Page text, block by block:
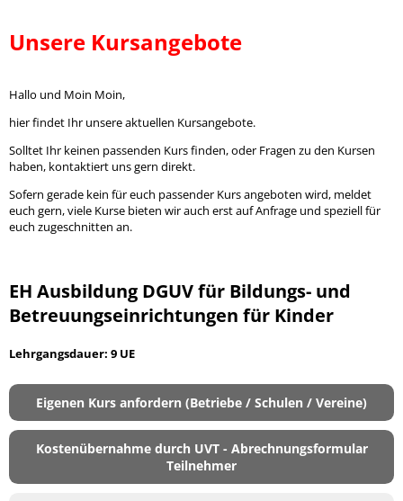
Unsere Kursangebote
Hallo und Moin Moin,
hier findet Ihr unsere aktuellen Kursangebote.
Solltet Ihr keinen passenden Kurs finden, oder Fragen zu den Kursen
haben, kontaktiert uns gern direkt.
Sofern gerade kein für euch passender Kurs angeboten wird, meldet
euch gern, viele Kurse bieten wir auch erst auf Anfrage und speziell für
euch zugeschnitten an.
EH Ausbildung DGUV für Bildungs- und
Betreuungseinrichtungen für Kinder
Lehrgangsdauer: 9 UE
Eigenen Kurs anfordern (Betriebe / Schulen / Vereine)
Kostenübernahme durch UVT - Abrechnungsformular
Teilnehmer